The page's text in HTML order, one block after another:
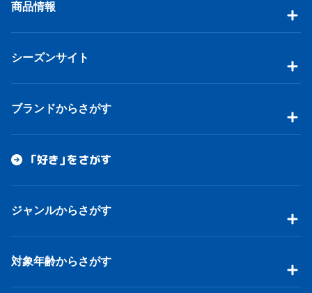
商品情報
シーズンサイト
ブランドからさがす
「好き」をさがす
ジャンルからさがす
対象年齢からさがす